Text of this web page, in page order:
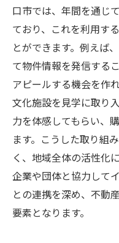
口市では、年間を通じ
ており、これを利用す
とができます。例えば
て物件情報を発信する
アピールする機会を作
文化施設を見学に取り
力を体感してもらい、
ます。こうした取り組
く、地域全体の活性化
企業や団体と協力して
との連携を深め、不動
要素となります。